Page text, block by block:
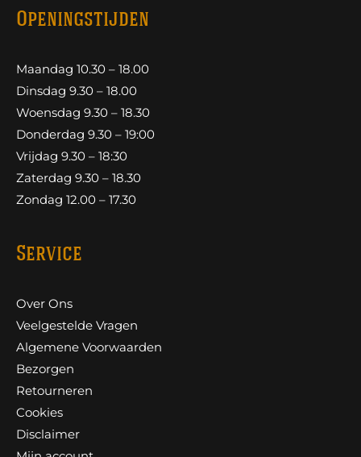
Openingstijden
Maandag 10.30 – 18.00
Dinsdag 9.30 – 18.00
Woensdag 9.30 – 18.30
Donderdag 9.30 – 19:00
Vrijdag 9.30 – 18:30
Zaterdag 9.30 – 18.30
Zondag 12.00 – 17.30
Service
Over Ons
Veelgestelde Vragen
Algemene Voorwaarden
Bezorgen
Retourneren
Cookies
Disclaimer